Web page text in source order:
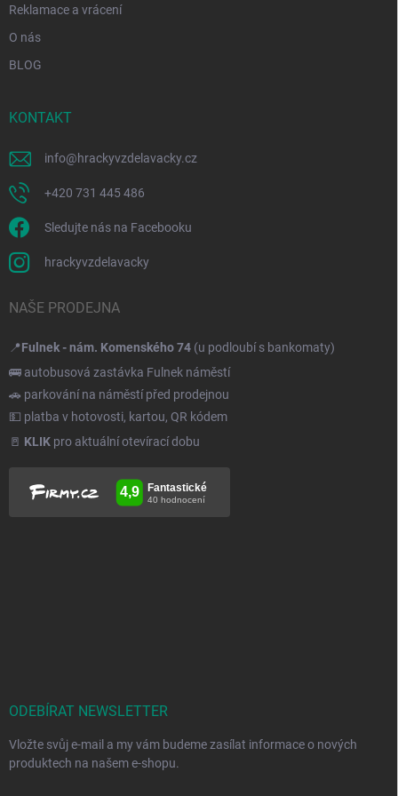
Reklamace a vrácení
O nás
BLOG
KONTAKT
info@hrackyvzdelavacky.cz
+420 731 445 486
Sledujte nás na Facebooku
hrackyvzdelavacky
NAŠE PRODEJNA
📍Fulnek - nám. Komenského 74 (u podloubí s bankomaty)
🚌 autobusová zastávka Fulnek náměstí
🚗 parkování na náměstí před prodejnou
💵 platba v hotovosti, kartou, QR kódem
🚪 KLIK pro aktuální otevírací dobu
ODEBÍRAT NEWSLETTER
Vložte svůj e-mail a my vám budeme zasílat informace o nových
produktech na našem e-shopu.